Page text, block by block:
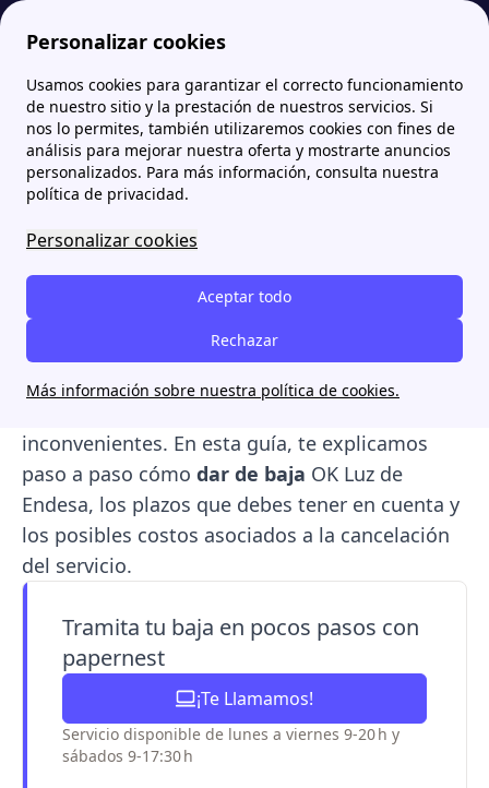
Personalizar cookies
Usamos cookies para garantizar el correcto funcionamiento
de nuestro sitio y la prestación de nuestros servicios. Si
nos lo permites, también utilizaremos cookies con fines de
análisis para mejorar nuestra oferta y mostrarte anuncios
personalizados. Para más información, consulta nuestra
política de privacidad.
Personalizar cookies
Aceptar todo
Rechazar
Más información sobre nuestra política de cookies.
Papernest.es MoreBaja luz Dar de baja OK Luz Endesa (ahora Protección 360 Plus): requisitos y cómo hacerlo
Dar de baja OK Luz Endesa
(ahora Protección 360
Plus): requisitos y cómo
hacerlo
Si ya no necesitas el servicio de mantenimiento
Protección 360 Plus
(antesOK Luz
es importante conocer el procedimiento
inconvenientes. En esta guía, te explicamos
paso a paso cómo dar de baja OK Luz de
Endesa, los plazos que debes tener en cuenta y
los posibles costos asociados a la cancelación
del servicio.
Tramita tu baja en pocos pasos con
papernest
¡Te Llamamos!
Servicio disponible de lunes a viernes 9-20 h y
sábados 9-17:30 h